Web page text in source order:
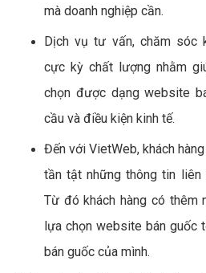
mà doanh nghiệp cần.
Dịch vụ tư vấn, chăm sóc
cực kỳ chất lượng nhằm
chọn được dạng website
cầu và điều kiện kinh tế.
Đến với VietWeb, khách
tần tật những thông tin liên
Từ đó khách hàng có thêm
lựa chọn website bán guốc
bán guốc của mình.